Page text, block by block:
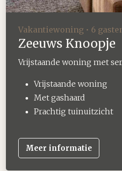
Vakantiewoning • 6
Zeeuws Knoopje
Vrijstaande woning met
Vrijstaande woning
Met gashaard
Prachtig tuinuitzicht
Meer informatie